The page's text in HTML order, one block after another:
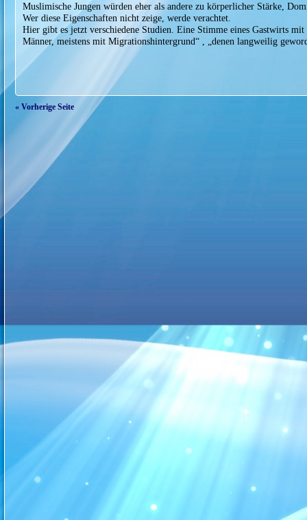
Muslimische Jungen würden eher als andere zu körperlicher Stärke,
Wer diese Eigenschaften nicht zeige, werde verachtet.
Hier gibt es jetzt verschiedene Studien. Eine Stimme eines Gastwirts
Männer, meistens mit Migrationshintergrund“ , „denen langweilig
« Vorherige Seite